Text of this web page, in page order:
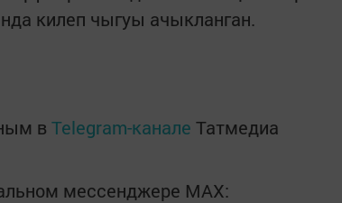
килеп чыгуы ачыкланган.
в Telegram-канале Татмедиа
мессенджере MАХ: